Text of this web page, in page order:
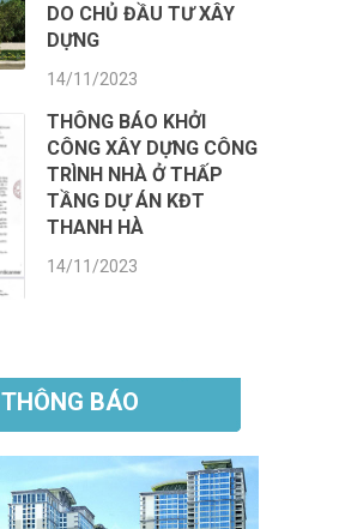
DO CHỦ ĐẦU TƯ XÂY
DỰNG
14/11/2023
THÔNG BÁO KHỞI
CÔNG XÂY DỰNG CÔNG
TRÌNH NHÀ Ở THẤP
TẦNG DỰ ÁN KĐT
THANH HÀ
14/11/2023
THÔNG BÁO